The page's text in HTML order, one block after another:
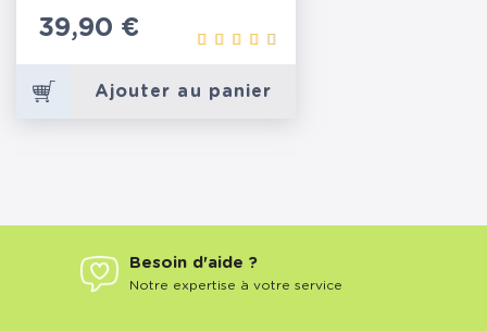
Prix
39,90 €
Ajouter au panier
Besoin d'aide ?
Notre expertise à votre service